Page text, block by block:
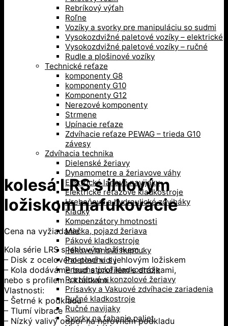
Rebríkový výťah
Roľne
Vozíky a svorky pre manipuláciu so sudmi
Vysokozdvižné paletové vozíky – elektrické
Vysokozdvižné paletové vozíky – ručné
Rudle a plošinové vozíky
Technické reťaze
komponenty G8
komponenty G10
Komponenty G12
Nerezové komponenty
Strmene
Upínacie reťaze
Zdvíhacie reťaze PEWAG – trieda G10
závesy
Zdvíhacia technika
Dielenské žeriavy
Dynamometre a žeriavove váhy
Elektrické lanové navijaky
Elektrické reťazové kladkostroje
Hrebeňové a hydraulické zdviháky
Kladky
Kompenzátory hmotnosti
Mačka, pojazd žeriava
Pákové kladkostroje
Pákove lanové hupcuky
Paletové vidly
Pneumatické kladkostroje
Portálové a konzolové žeriavy
Prísavky a Vakuové zdvíhacie zariadenia
Ručné kladkostroje
Ručné navijaky
Svorky na ťahanie paliet
kolesá LRS s ihlovým
ložiskom nafukovacie
Cena na vyžiadanie
Kola série LRS s jehlovým ložiskem :
– Disk z ocelového plechu s jehlovým ložiskem
– Kola dodáváme buď s profilem s drážkami,
nebo s profilem s kostkami
Vlastnosti:
– Šetrné k podkladu
– Tlumí vibrace
– Nízký valivý odpor na nerovném podkladu